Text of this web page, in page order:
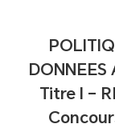
DONNEES
Titre I –